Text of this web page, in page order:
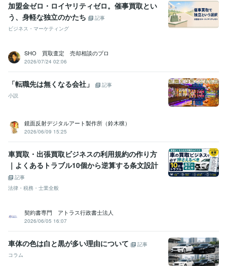
加盟金ゼロ・ロイヤリティゼロ。催事買取とい
う、身軽な独立のかたち
記事
ビジネス・マーケティング
SHO 買取査定 売却相談のプロ
2026/07/24 02:06
「転職先は無くなる会社」
記事
小説
鏡面反射デジタルアート製作所（鈴木穣）
2026/06/09 15:25
車買取・出張買取ビジネスの利用規約の作り方
｜よくあるトラブル10個から逆算する条文設計
記事
法律・税務・士業全般
契約書専門 アトラス行政書士法人
2026/06/05 16:07
車体の色は白と黒が多い理由について
記事
コラム